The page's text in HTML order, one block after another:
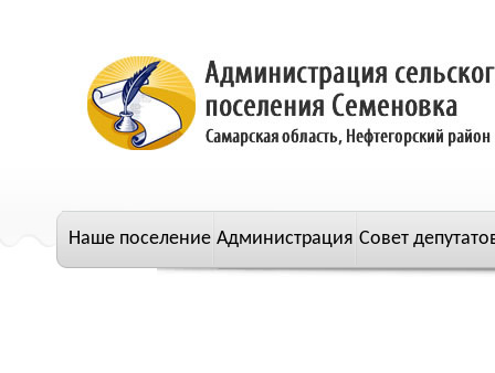
Наше поселение Администрация Совет